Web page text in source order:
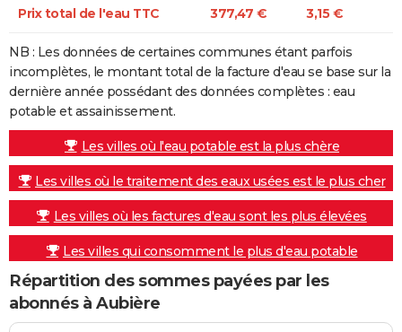
Prix total de l'eau TTC 377,47 € 3,15 €
NB : Les données de certaines communes étant parfois
incomplètes, le montant total de la facture d'eau se base sur la
dernière année possédant des données complètes : eau
potable et assainissement.
Les villes où l'eau potable est la plus chère
Les villes où le traitement des eaux usées est le plus cher
Les villes où les factures d'eau sont les plus élevées
Les villes qui consomment le plus d'eau potable
Répartition des sommes payées par les
abonnés à Aubière